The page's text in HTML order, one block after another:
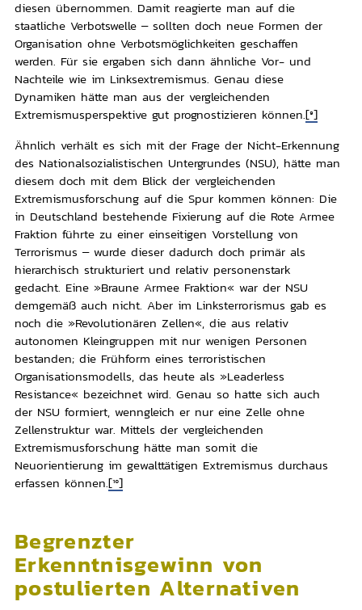
diesen übernommen. Damit reagierte man auf die
staatliche Verbotswelle – sollten doch neue Formen der
Organisation ohne Verbotsmöglichkeiten geschaffen
werden. Für sie ergaben sich dann ähnliche Vor- und
Nachteile wie im Linksextremismus. Genau diese
Dynamiken hätte man aus der vergleichenden
Extremismusperspektive gut prognostizieren können.[9]
Ähnlich verhält es sich mit der Frage der Nicht-Erkennung
des Nationalsozialistischen Untergrundes (NSU), hätte man
diesem doch mit dem Blick der vergleichenden
Extremismusforschung auf die Spur kommen können: Die
in Deutschland bestehende Fixierung auf die Rote Armee
Fraktion führte zu einer einseitigen Vorstellung von
Terrorismus – wurde dieser dadurch doch primär als
hierarchisch strukturiert und relativ personenstark
gedacht. Eine »Braune Armee Fraktion« war der NSU
demgemäß auch nicht. Aber im Linksterrorismus gab es
noch die »Revolutionären Zellen«, die aus relativ
autonomen Kleingruppen mit nur wenigen Personen
bestanden; die Frühform eines terroristischen
Organisationsmodells, das heute als »Leaderless
Resistance« bezeichnet wird. Genau so hatte sich auch
der NSU formiert, wenngleich er nur eine Zelle ohne
Zellenstruktur war. Mittels der vergleichenden
Extremismusforschung hätte man somit die
Neuorientierung im gewalttätigen Extremismus durchaus
erfassen können.[10]
Begrenzter
Erkenntnisgewinn von
postulierten Alternativen